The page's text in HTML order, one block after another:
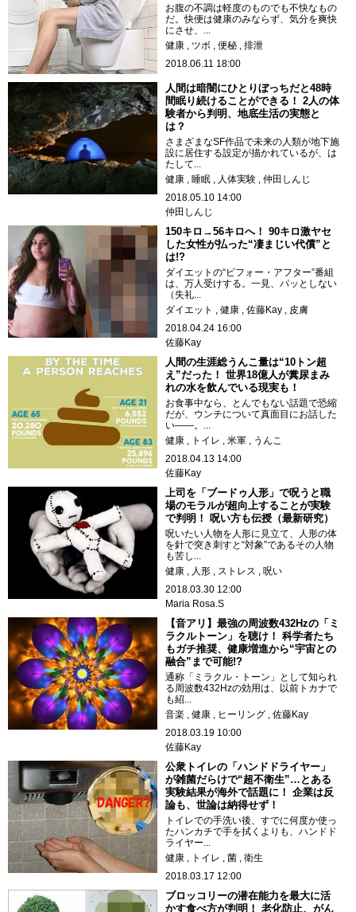
お腹の不調は軽度のものでも不快なもの
だ。快便は健康のみならず、気分を爽快
にさせ、...
健康
ツボ 便秘
排泄
2018.06.11 18:00
人間は暗闇にひとりぼっちだと48時
間眠り続けることができる！ 2人の体
験者から判明、地底生活の実態と
は？
さまざまなSF作品で未来の人類が地下施
設に居住する設定が描かれているが、は
たして...
健康
睡眠 人体実験
仲田しんじ
2018.05.10 14:00
仲田しんじ
150キロ→56キロへ！ 90キロ激ヤセ
した女性が払った“凄まじい代償”と
は!?
ダイエットの“ビフォー・アフター”番組
は、万人受けする。一見、パッとしない
（失礼...
ダイエット
健康 佐藤Kay
皮膚
2018.04.24 16:00
佐藤Kay
人間の生涯総うんこ量は“10トン超
え”だった！ 世界18億人が糞尿まみ
れの水を飲んでいる現実も！
お食事中なら、とんでもない話題で恐縮
だが、ウンチについて真面目にお話した
い――。...
健康
トイレ 米軍
うんこ
2018.04.13 14:00
佐藤Kay
上司を「ブードゥ人形」で呪うと職
場のモラルが超向上することが実験
で判明！ 呪い方も伝授（最新研究）
呪いたい人物を人形に見立て、人形の体
を針で突き刺すと“対象”であるその人物
も苦し...
健康
人形 ストレス
呪い
2018.03.30 12:00
Maria Rosa.S
【音アリ】最強の周波数432Hzの「ミ
ラクルトーン」を聴け！ 科学者たち
もガチ推奨、健康増進から“宇宙との
融合”まで可能!?
通称「ミラクル・トーン」として知られ
る周波数432Hzの効用は、以前トカナで
も紹...
音楽
健康 ヒーリング
佐藤Kay
2018.03.19 10:00
佐藤Kay
公衆トイレの「ハンドドライヤー」
が雑菌だらけで“超不衛生”…とある
実験結果が海外で話題に！ 企業は反
論も、世論は納得せず！
トイレでの手洗い後、すでに何度か使っ
たハンカチで手を拭くよりも、ハンドド
ライヤー...
健康
トイレ 菌
衛生
2018.03.17 12:00
ブロッコリーの潜在能力を最大に活
かす食べ方が判明！ 老化防止、がん